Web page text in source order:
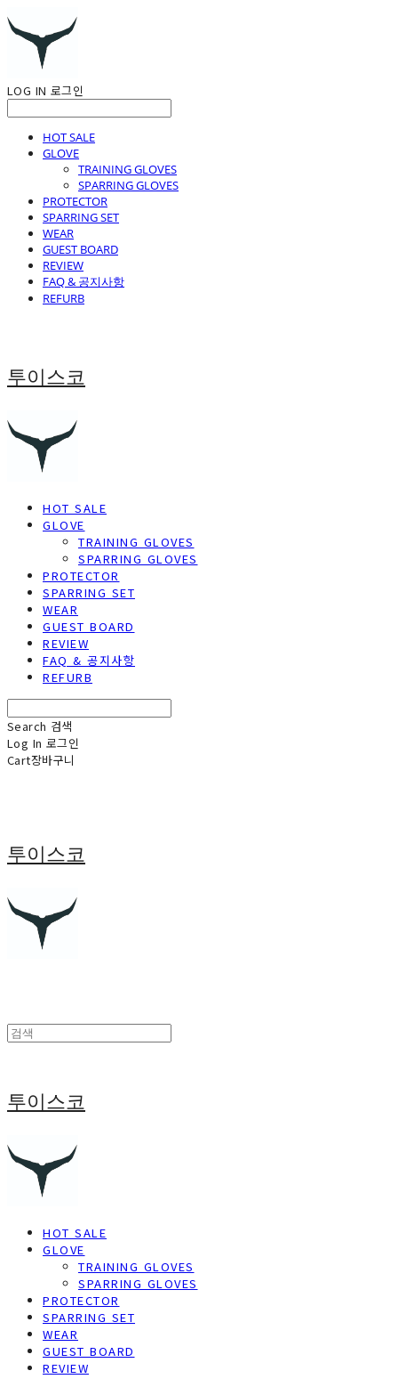
LOG IN 로그인
HOT SALE
GLOVE
TRAINING GLOVES
SPARRING GLOVES
PROTECTOR
SPARRING SET
WEAR
GUEST BOARD
REVIEW
FAQ & 공지사항
REFURB
투이스코
HOT SALE
GLOVE
TRAINING GLOVES
SPARRING GLOVES
PROTECTOR
SPARRING SET
WEAR
GUEST BOARD
REVIEW
FAQ & 공지사항
REFURB
Search 검색
Log In 로그인
Cart장바구니
투이스코
투이스코
HOT SALE
GLOVE
TRAINING GLOVES
SPARRING GLOVES
PROTECTOR
SPARRING SET
WEAR
GUEST BOARD
REVIEW